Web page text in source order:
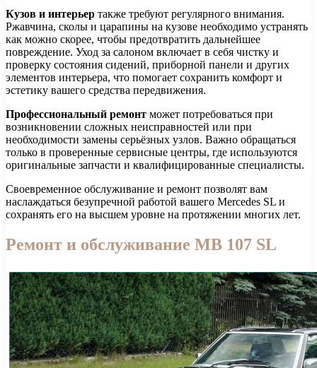
Кузов и интерьер также требуют регулярного внимания.
Ржавчина, сколы и царапины на кузове необходимо устранять
как можно скорее, чтобы предотвратить дальнейшее
повреждение. Уход за салоном включает в себя чистку и
проверку состояния сидений, приборной панели и других
элементов интерьера, что помогает сохранить комфорт и
эстетику вашего средства передвижения.
Профессиональный ремонт может потребоваться при
возникновении сложных неисправностей или при
необходимости замены серьёзных узлов. Важно обращаться
только в проверенные сервисные центры, где используются
оригинальные запчасти и квалифицированные специалисты.
Своевременное обслуживание и ремонт позволят вам
наслаждаться безупречной работой вашего Mercedes SL и
сохранять его на высшем уровне на протяжении многих лет.
Ремонт и обслуживание MB 107 SL